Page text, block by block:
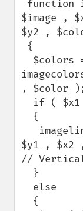
$image ,
$y2 ,
, $color
$y1 ,
//